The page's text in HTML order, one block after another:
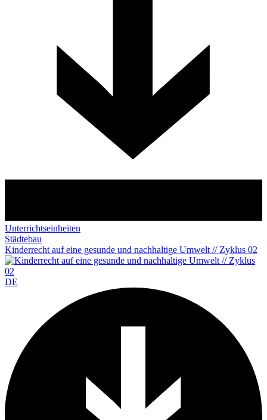
Unterrichtseinheiten
Städtebau
Kinderrecht auf eine gesunde und nachhaltige Umwelt // Zyklus 02
DE